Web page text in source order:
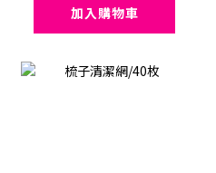
加入購物車